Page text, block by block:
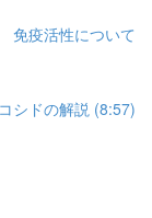
疫活性について
シドの解説 (8:57)